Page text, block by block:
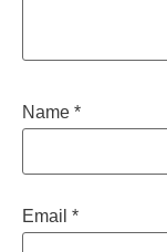
Name *
Email *